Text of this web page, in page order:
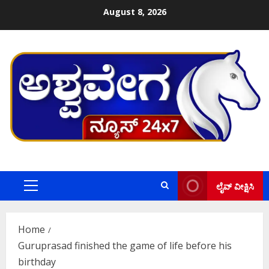
August 8, 2026
Primary
ಲೈವ್ ವೀಕ್ಷಿಸಿ
Home
Guruprasad finished the game of life before his
birthday